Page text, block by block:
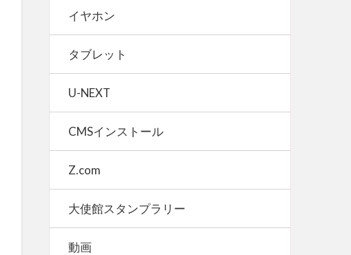
イヤホン
タブレット
U-NEXT
CMSインストール
Z.com
大使館スタンプラリー
動画